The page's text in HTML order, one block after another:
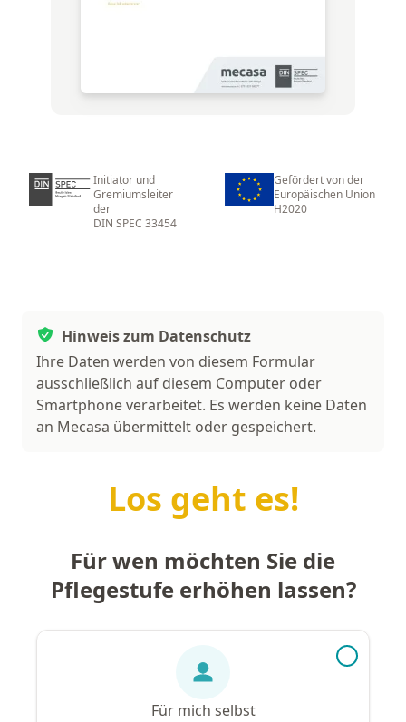
Initiator und
Gremiumsleiter
der
DIN SPEC 33454
Gefördert von der
Europäischen Union
H2020
Hinweis zum Datenschutz
Ihre Daten werden von diesem Formular
ausschließlich auf diesem Computer oder
Smartphone verarbeitet. Es werden keine Daten
an Mecasa übermittelt oder gespeichert.
Los geht es!
Für wen möchten Sie die
Pflegestufe erhöhen lassen?
Für mich selbst